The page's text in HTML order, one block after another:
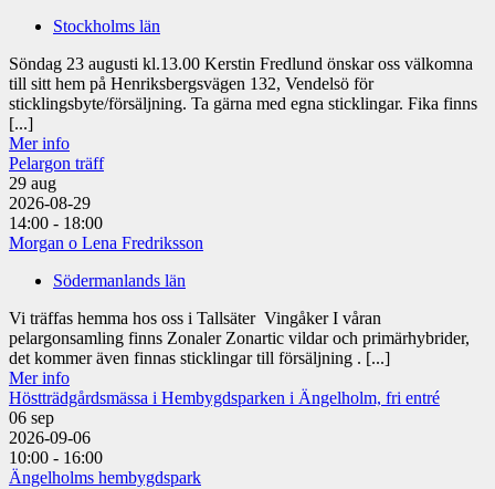
Stockholms län
Söndag 23 augusti kl.13.00 Kerstin Fredlund önskar oss välkomna
till sitt hem på Henriksbergsvägen 132, Vendelsö för
sticklingsbyte/försäljning. Ta gärna med egna sticklingar. Fika finns
[...]
Mer info
Pelargon träff
29 aug
2026-08-29
14:00 - 18:00
Morgan o Lena Fredriksson
Södermanlands län
Vi träffas hemma hos oss i Tallsäter Vingåker I våran
pelargonsamling finns Zonaler Zonartic vildar och primärhybrider,
det kommer även finnas sticklingar till försäljning . [...]
Mer info
Höstträdgårdsmässa i Hembygdsparken i Ängelholm, fri entré
06 sep
2026-09-06
10:00 - 16:00
Ängelholms hembygdspark